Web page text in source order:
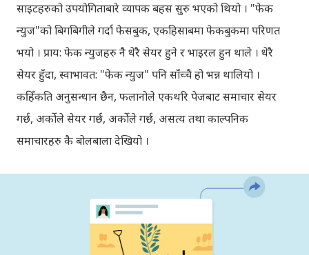
साइटहरुको उपयोगिताबारे व्यापक बहस सुरु भएको थियो । "फेक
न्युज"को बिगबिगीले गर्दा फेसबुक, एकहिसाबमा फेकबुकमा परिणत
भयो । प्राय: फेक न्युजहरु नै धेरै सेयर हुने र भाइरल हुन थाले । धेरै
सेयर हुँदा, स्वाभावत: "फेक न्युज" पनि साँच्चै हो भन्न थालियो ।
कहिँकति अनुसन्धान छैन, फलानोले एकथरि पेजबाट समाचार सेयर
गर्छ, अर्कोले सेयर गर्छ, अर्कोले गर्छ, असत्य तथा काल्पनिक
समाचारहरु कै बोलबाला देखियो ।